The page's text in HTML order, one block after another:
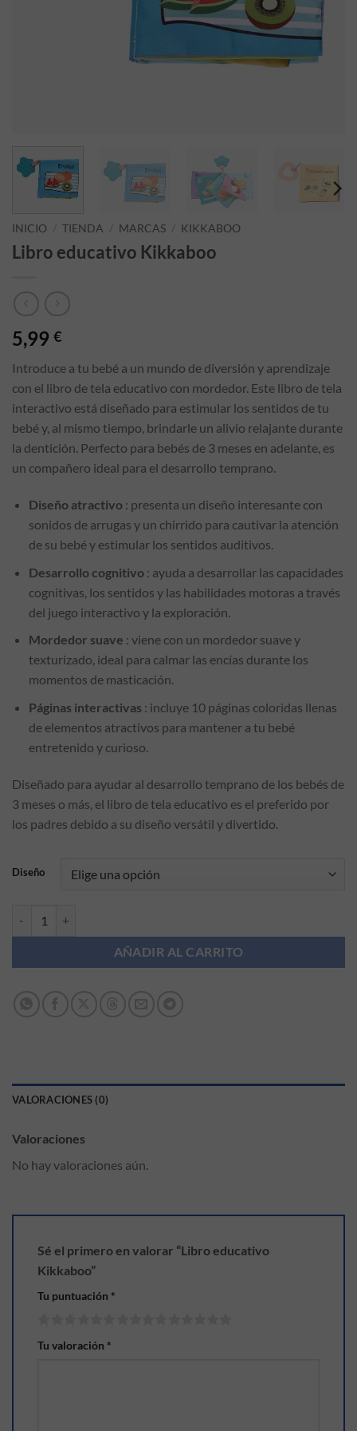
INICIO / TIENDA / MARCAS / KIKKABOO
Libro educativo Kikkaboo
5,99 €
Introduce a tu bebé a un mundo de diversión y aprendizaje
con el libro de tela educativo con mordedor. Este libro de tela
interactivo está diseñado para estimular los sentidos de tu
bebé y, al mismo tiempo, brindarle un alivio relajante durante
la dentición. Perfecto para bebés de 3 meses en adelante, es
un compañero ideal para el desarrollo temprano.
Diseño atractivo: presenta un diseño interesante con
sonidos de arrugas y un chirrido para cautivar la atención
de su bebé y estimular los sentidos auditivos.
Desarrollo cognitivo: ayuda a desarrollar las capacidades
cognitivas, los sentidos y las habilidades motoras a través
del juego interactivo y la exploración.
Mordedor suave : viene con un mordedor suave y
texturizado, ideal para calmar las encías durante los
momentos de masticación.
Páginas interactivas : incluye 10 páginas coloridas llenas
de elementos atractivos para mantener a tu bebé
entretenido y curioso.
Diseñado para ayudar al desarrollo temprano de los bebés de
3 meses o más, el libro de tela educativo es el preferido por
los padres debido a su diseño versátil y divertido.
Diseño
AÑADIR AL CARRITO
VALORACIONES (0)
Valoraciones
No hay valoraciones aún.
Sé el primero en valorar “Libro educativo
Kikkaboo”
Tu puntuación *
Tu valoración *